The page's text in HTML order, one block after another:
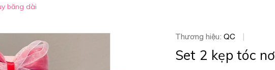
băng dài
Thương hiệu: QC
Set 2 kẹp tóc